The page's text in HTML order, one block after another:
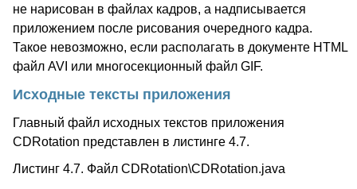
не нарисован в файлах кадров, а надписывается
приложением после рисования очередного кадра.
Такое невозможно, если располагать в документе HTML
файл AVI или многосекционный файл GIF.
Исходные тексты приложения
Главный файл исходных текстов приложения
CDRotation представлен в листинге 4.7.
Листинг 4.7. Файл CDRotation\CDRotation.java